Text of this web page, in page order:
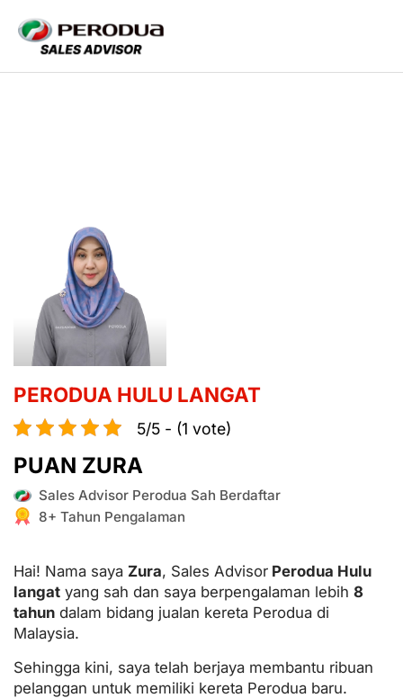
PERODUA HULU LANGAT
5/5 - (1 vote)
PUAN ZURA
Sales Advisor Perodua Sah Berdaftar
8+ Tahun Pengalaman
Hai! Nama saya Zura, Sales Advisor Perodua Hulu
langat yang sah dan saya berpengalaman lebih 8
tahun dalam bidang jualan kereta Perodua di
Malaysia.
Sehingga kini, saya telah berjaya membantu ribuan
pelanggan untuk memiliki kereta Perodua baru.